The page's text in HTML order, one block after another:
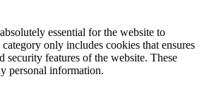
essential for the website to
only includes cookies that ensures
security features of the website. These
personal information.